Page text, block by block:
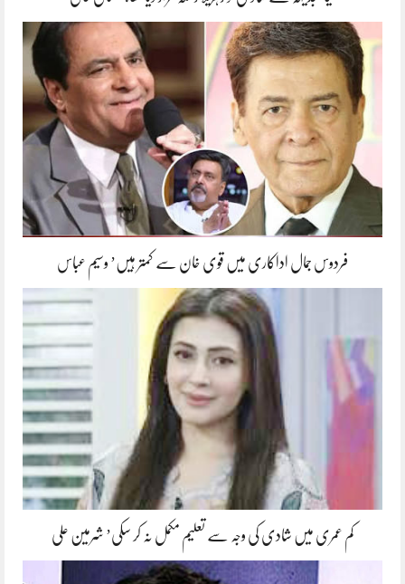
فردوس جمال اداکاری میں قوی خان سے کمتر ہیں’ وسیم عباس
کم عمری میں شادی کی وجہ سے تعلیم مکمل نہ کر سکی’ شرمین علی